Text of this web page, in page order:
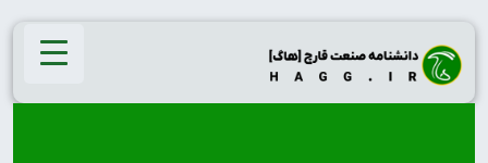
Skip
content